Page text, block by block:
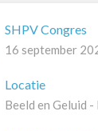
SHPV Congres
16 september
Locatie
Beeld en Geluid